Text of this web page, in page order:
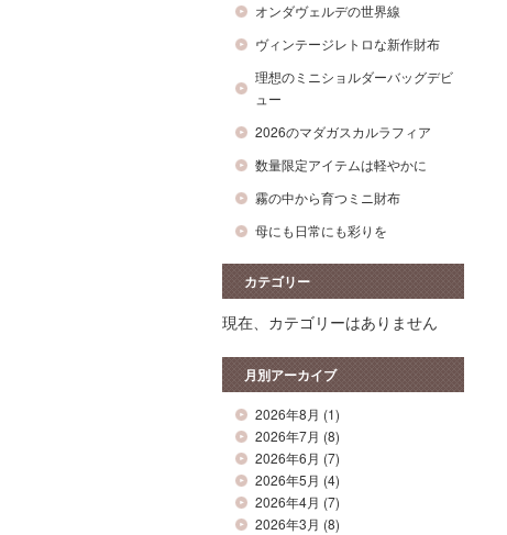
オンダヴェルデの世界線
ヴィンテージレトロな新作財布
理想のミニショルダーバッグデビ
ュー
2026のマダガスカルラフィア
数量限定アイテムは軽やかに
霧の中から育つミニ財布
母にも日常にも彩りを
カテゴリー
現在、カテゴリーはありません
月別アーカイブ
2026年8月 (1)
2026年7月 (8)
2026年6月 (7)
2026年5月 (4)
2026年4月 (7)
2026年3月 (8)